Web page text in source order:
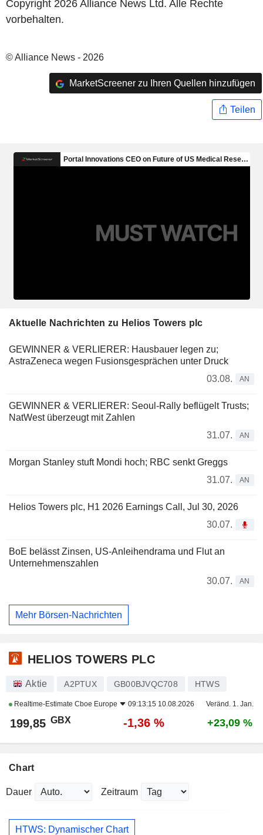
Copyright 2026 Alliance News Ltd. Alle Rechte
vorbehalten.
© Alliance News - 2026
MarketScreener zu Ihren Quellen hinzufügen
Teilen
Aktuelle Nachrichten zu Helios Towers plc
GEWINNER & VERLIERER: Hausbauer legen zu;
AstraZeneca wegen Fusionsgesprächen unter Druck
03.08.
AN
GEWINNER & VERLIERER: Seoul-Rally beflügelt Trusts;
NatWest überzeugt mit Zahlen
31.07.
AN
Morgan Stanley stuft Mondi hoch; RBC senkt Greggs
31.07.
AN
Helios Towers plc, H1 2026 Earnings Call, Jul 30, 2026
30.07.
BoE belässt Zinsen, US-Anleihendrama und Flut an
Unternehmenszahlen
30.07.
AN
Mehr Börsen-Nachrichten
HELIOS TOWERS PLC
Aktie A2PTUX GB00BJVQC708 HTWS
Realtime-Estimate Cboe Europe 09:13:15 10.08.2026 Veränd. 1. Jan.
199,85 GBX -1,36 % +23,09 %
Chart
Dauer Zeitraum
HTWS: Dynamischer Chart